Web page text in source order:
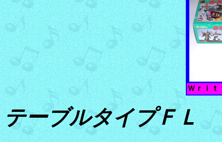
Ｗｒｉ
テーブルタイプＦＬ